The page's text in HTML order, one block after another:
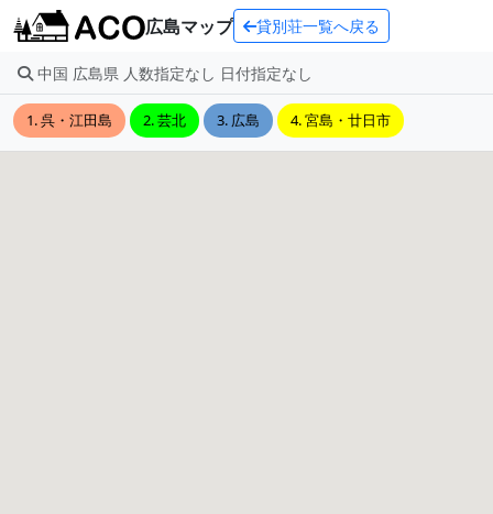
広島マップ 貸別荘一覧へ戻る
中国 広島県 人数指定なし 日付指定なし
1. 呉・江田島 2. 芸北 3. 広島 4. 宮島・廿日市